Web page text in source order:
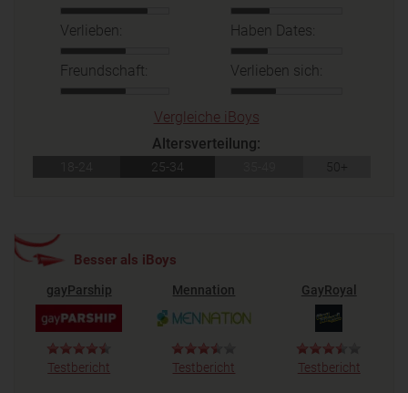
Verlieben:
Freundschaft:
Haben Dates:
Verlieben sich:
Vergleiche iBoys
Altersverteilung:
25-34 50+
Besser als iBoys
gayParship
Testbericht
Mennation
Testbericht
GayRoyal
Testbericht